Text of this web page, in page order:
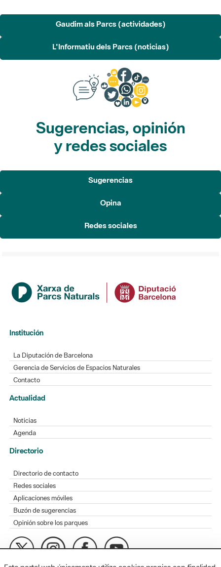
Gaudim als Parcs (actividades)
L'Informatiu dels Parcs (noticias)
Sugerencias, opinión
y redes sociales
Sugerencias
Opina
Redes sociales
Institución
La Diputación de Barcelona
Gerencia de Servicios de Espacios Naturales
Contacto
Actualidad
Noticias
Agenda
Directorio
Directorio de contacto
Redes sociales
Aplicaciones móviles
Buzón de sugerencias
Opinión sobre los parques